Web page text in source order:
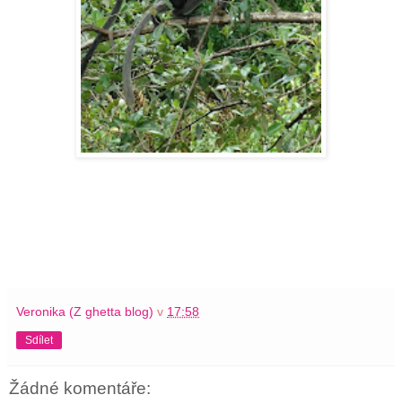
Veronika (Z ghetta blog) v 17:58
Sdílet
Žádné komentáře: